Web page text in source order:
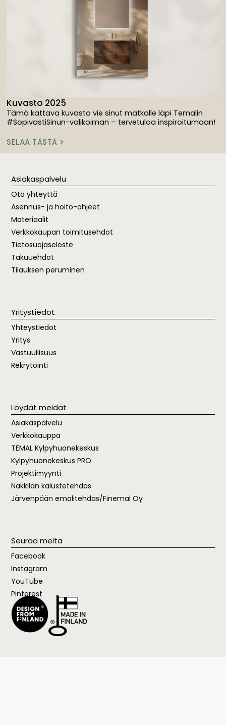
Kuvasto 2025
Tämä kattava kuvasto vie sinut matkalle läpi Temalin
#SopivastiSinun-valikoiman – tervetuloa inspiroitumaan!
SELAA TÄSTÄ >
Asiakaspalvelu
Ota yhteyttä
Asennus- ja hoito-ohjeet
Materiaalit
Verkkokaupan toimitusehdot
Tietosuojaseloste
Takuuehdot
Tilauksen peruminen
Yritystiedot
Yhteystiedot
Yritys
Vastuullisuus
Rekrytointi
Löydät meidät
Asiakaspalvelu
Verkkokauppa
TEMALKylpyhuonekeskus
Kylpyhuonekeskus PRO
Projektimyynti
Nakkilan kalustetehdas
Järvenpään emalitehdas/Finemal Oy
Seuraa meitä
Facebook
Instagram
YouTube
Pinterest